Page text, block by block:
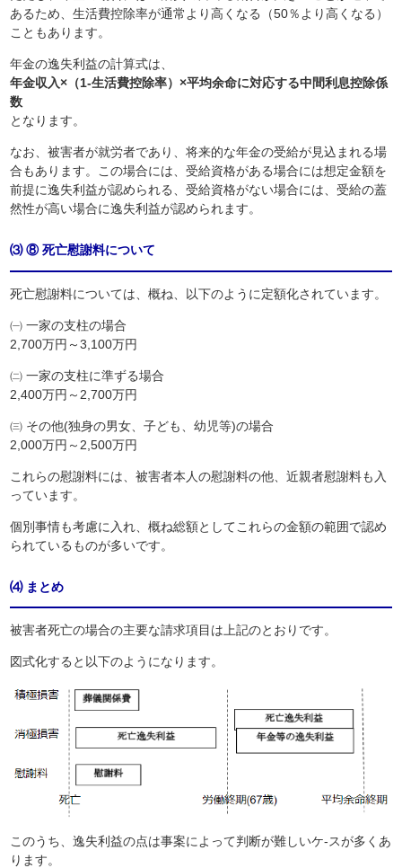
あるため、生活費控除率が通常より高くなる（50％より高くなる）
こともあります。
年金の逸失利益の計算式は、
年金収入×（1-生活費控除率）×平均余命に対応する中間利息控除係
数
となります。
なお、被害者が就労者であり、将来的な年金の受給が見込まれる場
合もあります。この場合には、受給資格がある場合には想定金額を
前提に逸失利益が認められる、受給資格がない場合には、受給の蓋
然性が高い場合に逸失利益が認められます。
⑶ ⑧ 死亡慰謝料について
死亡慰謝料については、概ね、以下のように定額化されています。
㈠ 一家の支柱の場合
2,700万円～3,100万円
㈡ 一家の支柱に準ずる場合
2,400万円～2,700万円
㈢ その他(独身の男女、子ども、幼児等)の場合
2,000万円～2,500万円
これらの慰謝料には、被害者本人の慰謝料の他、近親者慰謝料も入
っています。
個別事情も考慮に入れ、概ね総額としてこれらの金額の範囲で認め
られているものが多いです。
⑷ まとめ
被害者死亡の場合の主要な請求項目は上記のとおりです。
図式化すると以下のようになります。
このうち、逸失利益の点は事案によって判断が難しいケ-スが多くあ
ります。